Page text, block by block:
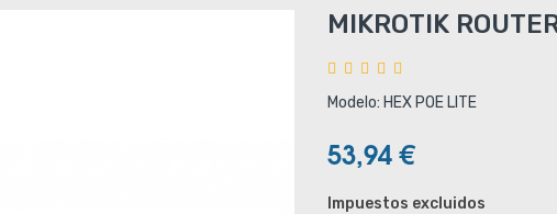
MIKROTIK
Modelo: HEX POE LITE
53,94 €
Impuestos excluidos